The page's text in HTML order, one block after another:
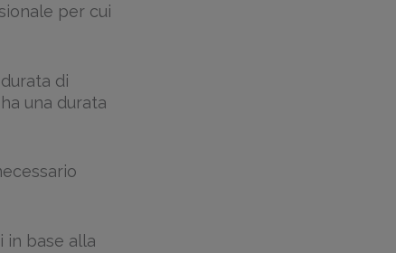
per cui
di
una durata
in base alla